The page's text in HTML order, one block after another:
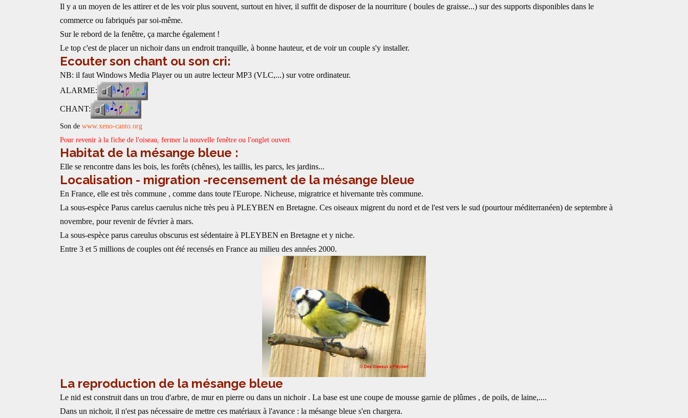
Il y a un moyen de les attirer et de les voir plus souvent, surtout en hiver, il suffit de disposer de la nourriture ( boules de graisse...) sur des supports disponibles dans le
commerce ou fabriqués par soi-même.
Sur le rebord de la fenêtre, ça marche également !
Le top c'est de placer un nichoir dans un endroit tranquille, à bonne hauteur, et de voir un couple s'y installer.
Ecouter son chant ou son cri:
NB: il faut Windows Media Player ou un autre lecteur MP3 (VLC,...) sur votre ordinateur.
ALARME:
CHANT:
Son de www.xeno-canto.org
Pour revenir à la fiche de l'oiseau, fermer la nouvelle fenêtre ou l'onglet ouvert.
Habitat de la mésange bleue :
Elle se rencontre dans les bois, les forêts (chênes), les taillis, les parcs, les jardins...
Localisation - migration -recensement de la mésange bleue
En France, elle est très commune , comme dans toute l'Europe. Nicheuse, migratrice et hivernante très commune.
La sous-espèce Parus carelus caerulus niche très peu à PLEYBEN en Bretagne. Ces oiseaux migrent du nord et de l'est vers le sud (pourtour méditerranéen) de septembre à
novembre, pour revenir de février à mars.
La sous-espèce parus careulus obscurus est sédentaire à PLEYBEN en Bretagne et y niche.
Entre 3 et 5 millions de couples ont été recensés en France au milieu des années 2000.
La reproduction de la mésange bleue
Le nid est construit dans un trou d'arbre, de mur en pierre ou dans un nichoir . La base est une coupe de mousse garnie de plûmes , de poils, de laine,....
Dans un nichoir, il n'est pas nécessaire de mettre ces matériaux à l'avance : la mésange bleue s'en chargera.